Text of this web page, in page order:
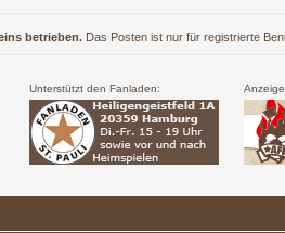
betrieben. Das Posten ist nur für registrierte
Unterstützt den Fanladen: